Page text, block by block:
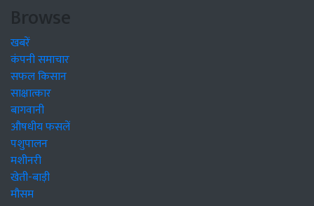
Browse
खबरें
कंपनी समाचार
सफल किसान
साक्षात्कार
बागवानी
औषधीय फसलें
पशुपालन
मशीनरी
खेती-बाड़ी
मौसम